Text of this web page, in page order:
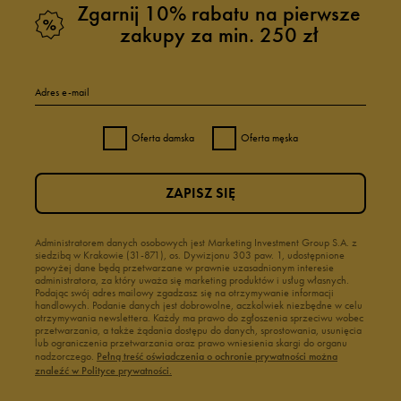
Zgarnij 10% rabatu na pierwsze
zakupy za min. 250 zł
Adres e-mail
Oferta damska Oferta męska
Administratorem danych osobowych jest Marketing Investment Group S.A. z
siedzibą w Krakowie (31-871), os. Dywizjonu 303 paw. 1, udostępnione
powyżej dane będą przetwarzane w prawnie uzasadnionym interesie
administratora, za który uważa się marketing produktów i usług własnych.
Podając swój adres mailowy zgadzasz się na otrzymywanie informacji
handlowych. Podanie danych jest dobrowolne, aczkolwiek niezbędne w celu
otrzymywania newslettera. Każdy ma prawo do zgłoszenia sprzeciwu wobec
przetwarzania, a także żądania dostępu do danych, sprostowania, usunięcia
lub ograniczenia przetwarzania oraz prawo wniesienia skargi do organu
nadzorczego. Pełną treść oświadczenia o ochronie prywatności można
znaleźć w Polityce prywatności.
ZAPISZ SIĘ